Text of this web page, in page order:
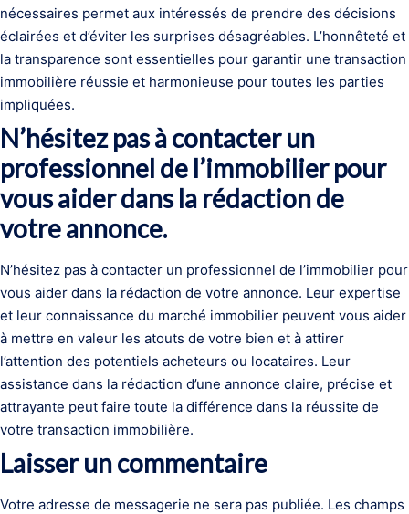
nécessaires permet aux intéressés de prendre des décisions
éclairées et d’éviter les surprises désagréables. L’honnêteté et
la transparence sont essentielles pour garantir une transaction
immobilière réussie et harmonieuse pour toutes les parties
impliquées.
N’hésitez pas à contacter un
professionnel de l’immobilier pour
vous aider dans la rédaction de
votre annonce.
N’hésitez pas à contacter un professionnel de l’immobilier pour
vous aider dans la rédaction de votre annonce. Leur expertise
et leur connaissance du marché immobilier peuvent vous aider
à mettre en valeur les atouts de votre bien et à attirer
l’attention des potentiels acheteurs ou locataires. Leur
assistance dans la rédaction d’une annonce claire, précise et
attrayante peut faire toute la différence dans la réussite de
votre transaction immobilière.
Laisser un commentaire
Votre adresse de messagerie ne sera pas publiée. Les champs